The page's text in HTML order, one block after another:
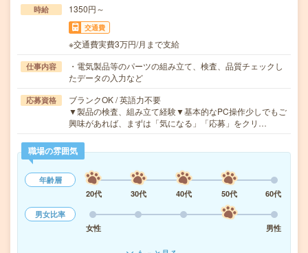
時給 1350円～
交通費
※交通費実費3万円/月まで支給
仕事内容
・電気製品等のパーツの組み立て、検査、品質チェックし
たデータの入力など
応募資格
ブランクOK / 英語力不要
▼製品の検査、組み立て経験▼基本的なPC操作少しでもご
興味があれば、まずは「気になる」「応募」をクリ…
職場の雰囲気
年齢層
20代
30代 40代 50代
60代
男女比率
女性
男性